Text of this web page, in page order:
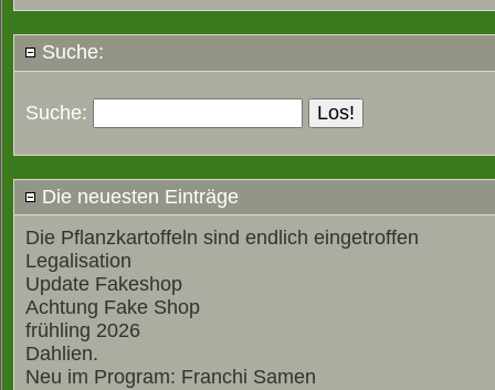
Suche:
Suche:
Die neuesten Einträge
Die Pflanzkartoffeln sind endlich eingetroffen
Legalisation
Update Fakeshop
Achtung Fake Shop
frühling 2026
Dahlien.
Neu im Program: Franchi Samen